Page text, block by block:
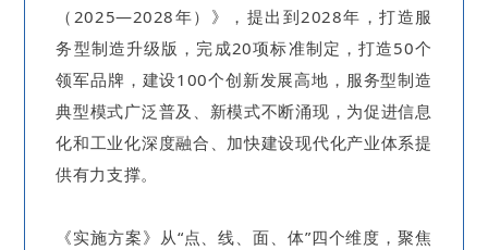
（2025—2028年）》，提出到2028年，打造服
务型制造升级版，完成20项标准制定，打造50个
领军品牌，建设100个创新发展高地，服务型制造
典型模式广泛普及、新模式不断涌现，为促进信息
化和工业化深度融合、加快建设现代化产业体系提
供有力支撑。
《实施方案》从“点、线、面、体”四个维度，聚焦